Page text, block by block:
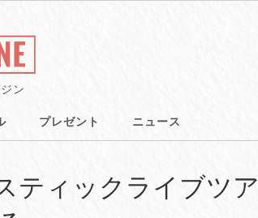
ン
プレゼント ニュース
ティックライブツア